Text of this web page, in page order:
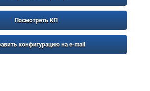
Посмотреть КП
конфигурацию на e-mail